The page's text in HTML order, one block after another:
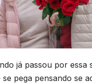
já passou por essa
pega pensando se